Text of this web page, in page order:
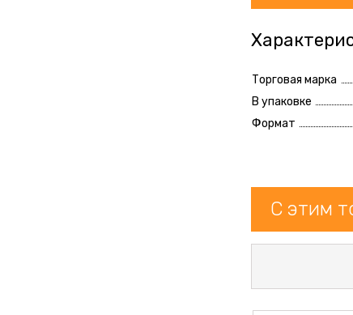
Торговая марка
В упаковке
Формат
С этим